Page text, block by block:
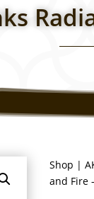
Shop |
and Fire